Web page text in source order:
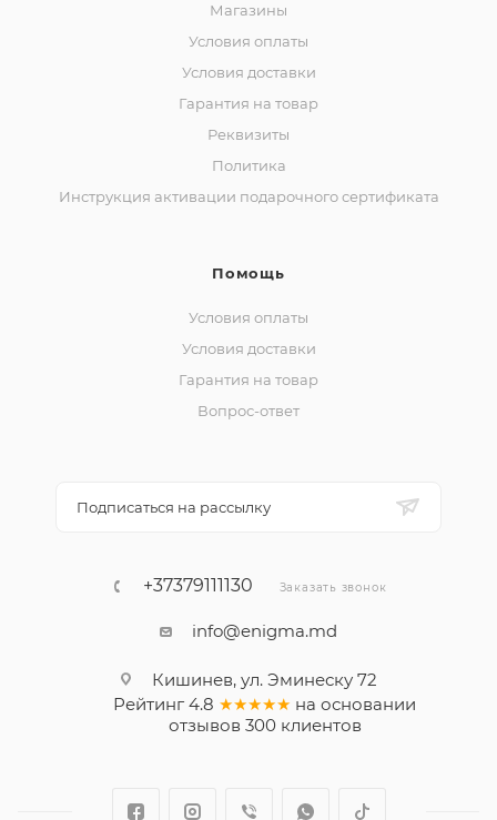
Магазины
Условия оплаты
Условия доставки
Гарантия на товар
Реквизиты
Политика
Инструкция активации подарочного сертификата
Помощь
Условия оплаты
Условия доставки
Гарантия на товар
Вопрос-ответ
Подписаться на рассылку
+37379111130 Заказать звонок
info@enigma.md
Кишинев, ул. Эминеску 72
Рейтинг 4.8 ★★★★★ на основании
отзывов 300клиентов